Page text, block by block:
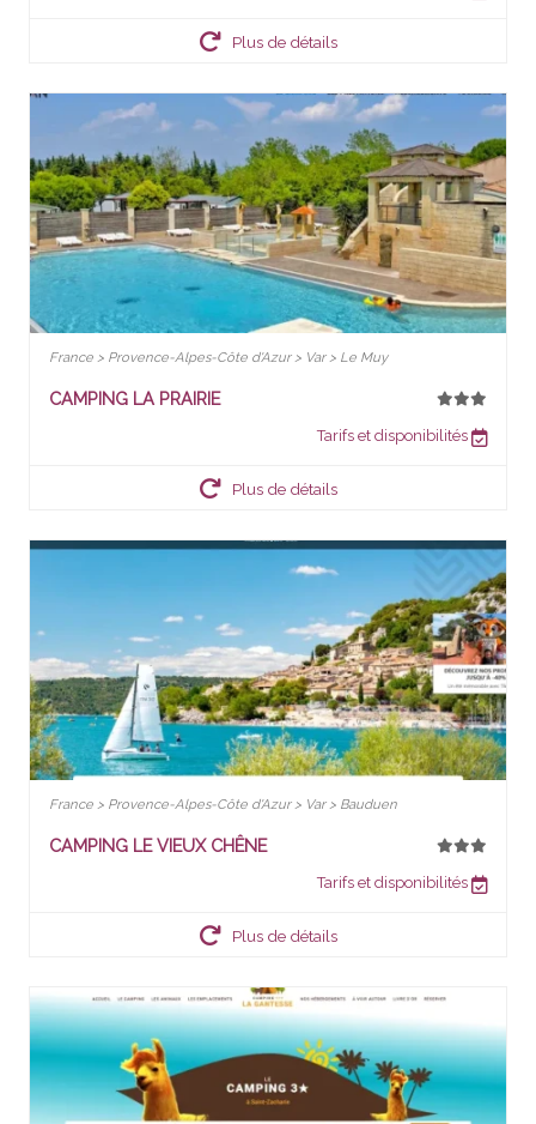
Plus de détails
France > Provence-Alpes-Côte d'Azur > Var > Le Muy
CAMPING LA PRAIRIE
Tarifs et disponibilités
Plus de détails
France > Provence-Alpes-Côte d'Azur > Var > Bauduen
CAMPING LE VIEUX CHÊNE
Tarifs et disponibilités
Plus de détails